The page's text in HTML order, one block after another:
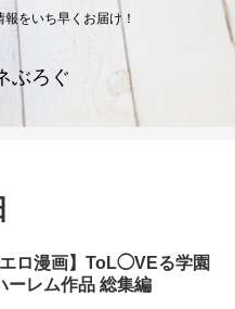
をいち早くお届け！
ぶろぐ
エロ漫画】ToL◯VEる学園
ーレム作品 総集編